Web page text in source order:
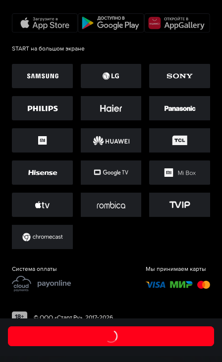
START на большом экране
Система оплаты Мы принимаем карты
©ООО «Старт.Ру», 2017-2026